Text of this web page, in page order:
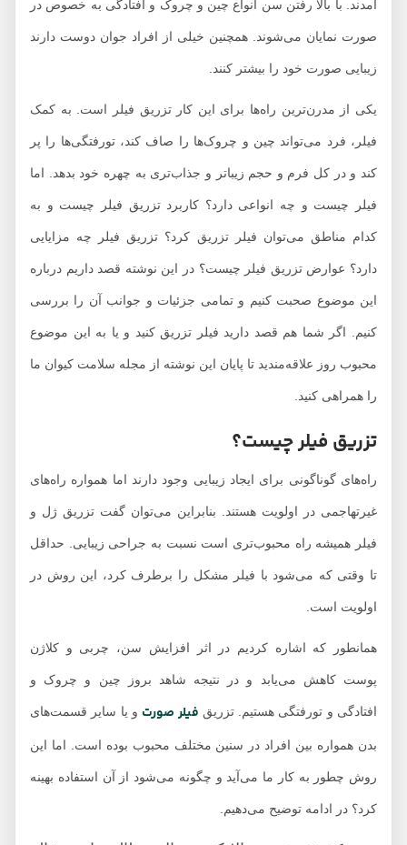
آمدند. با بالا رفتن سن انواع چین و چروک و افتادگی به خصوص در
صورت نمایان می‌شوند. همچنین خیلی از افراد جوان دوست دارند
زیبایی صورت خود را بیشتر کنند.
یکی از مدرن‌ترین راه‌ها برای این کار تزریق فیلر است. به کمک
فیلر، فرد می‌تواند چین و چروک‌ها را صاف کند، تورفتگی‌ها را پر
کند و در کل فرم و حجم زیباتر و جذاب‌تری به چهره خود بدهد. اما
فیلر چیست و چه انواعی دارد؟ کاربرد تزریق فیلر چیست و به
کدام مناطق می‌توان فیلر تزریق کرد؟ تزریق فیلر چه مزایایی
دارد؟ عوارض تزریق فیلر چیست؟ در این نوشته قصد داریم درباره
این موضوع صحبت کنیم و تمامی جزئیات و جوانب آن را بررسی
کنیم. اگر شما هم قصد دارید فیلر تزریق کنید و یا به این موضوع
محبوب روز علاقه‌مندید تا پایان این نوشته از مجله سلامت کیوان ما
را همراهی کنید.
تزریق فیلر چیست؟
راه‌های گوناگونی برای ایجاد زیبایی وجود دارند اما همواره راه‌های
غیرتهاجمی در اولویت هستند. بنابراین می‌توان گفت تزریق ژل و
فیلر همیشه راه محبوب‌تری است نسبت به جراحی زیبایی. حداقل
تا وقتی که می‌شود با فیلر مشکل را برطرف کرد، این روش در
اولویت است.
همانطور که اشاره کردیم در اثر افزایش سن، چربی و کلاژن
پوست کاهش می‌یابد و در نتیجه شاهد بروز چین و چروک و
افتادگی و تورفتگی هستیم. تزریقفیلر صورتو یا سایر قسمت‌های
بدن همواره بین افراد در سنین مختلف محبوب بوده است. اما این
روش چطور به کار ما می‌آید و چگونه می‌شود از آن استفاده بهینه
کرد؟ در ادامه توضیح می‌دهیم.